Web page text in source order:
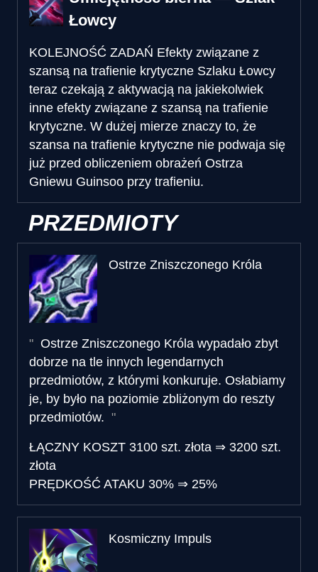
Łowcy
KOLEJNOŚĆ ZADAŃ Efekty związane z
szansą na trafienie krytyczne Szlaku Łowcy
teraz czekają z aktywacją na jakiekolwiek
inne efekty związane z szansą na trafienie
krytyczne. W dużej mierze znaczy to, że
szansa na trafienie krytyczne nie podwaja się
już przed obliczeniem obrażeń Ostrza
Gniewu Guinsoo przy trafieniu.
PRZEDMIOTY
Ostrze Zniszczonego Króla
Ostrze Zniszczonego Króla wypadało zbyt
dobrze na tle innych legendarnych
przedmiotów, z którymi konkuruje. Osłabiamy
je, by było na poziomie zbliżonym do reszty
przedmiotów.
ŁĄCZNY KOSZT 3100 szt. złota ⇒ 3200 szt.
złota
PRĘDKOŚĆ ATAKU 30% ⇒ 25%
Kosmiczny Impuls